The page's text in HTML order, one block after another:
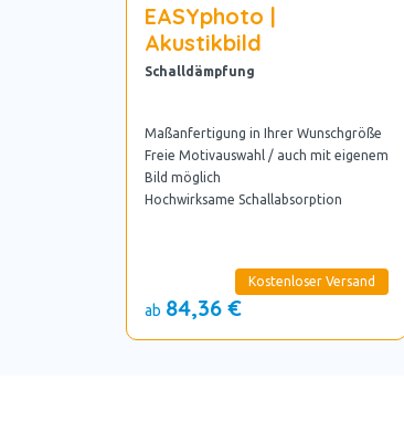
EASYphoto |
Akustikbild
Schalldämpfung
Maßanfertigung in Ihrer Wunschgröße
Freie Motivauswahl / auch mit eigenem
Bild möglich
Hochwirksame Schallabsorption
Kostenloser Versand
ab 84,36 €